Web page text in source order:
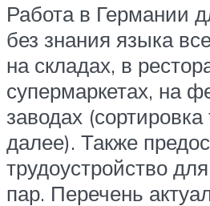
Работа в Германии
без знания языка
на складах, в
супермаркетах, на
заводах (сортировка
далее). Также
трудоустройство
пар. Перечень